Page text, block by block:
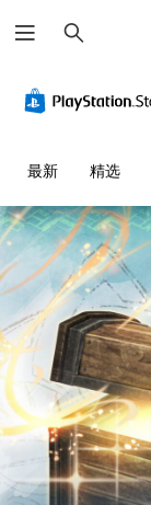
索
最新 精选